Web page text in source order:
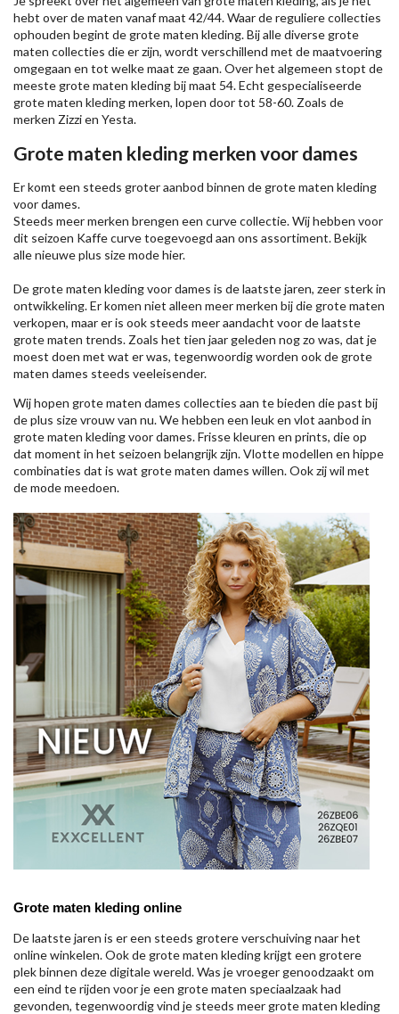
hebt over de maten vanaf maat 42/44. Waar de reguliere collecties
ophouden begint de grote maten kleding. Bij alle diverse grote
maten collecties die er zijn, wordt verschillend met de maatvoering
omgegaan en tot welke maat ze gaan. Over het algemeen stopt de
meeste grote maten kleding bij maat 54. Echt gespecialiseerde
grote maten kleding merken, lopen door tot 58-60. Zoals de
merken Zizzien Yesta.
Grote maten kleding merken voor dames
Er komt een steeds groter aanbod binnen de grote maten kleding
voor dames.
Steeds meer merken brengen een curve collectie. Wij hebben voor
dit seizoen Kaffecurve toegevoegd aan ons assortiment. Bekijk
alle nieuweplus size modehier.
De grote maten kleding voor dames is de laatste jaren, zeer sterk in
ontwikkeling. Er komen niet alleen meer merken bij die grote maten
verkopen, maar er is ook steeds meer aandacht voor de laatste
grote maten trends. Zoals het tien jaar geleden nog zo was, dat je
moest doen met wat er was, tegenwoordig worden ook de grote
maten dames steeds veeleisender.
Wij hopen grote maten dames collecties aan te bieden die past bij
de plus size vrouw van nu. We hebben een leuk en vlot aanbod in
grote maten kleding voor dames. Frisse kleuren en prints, die op
dat moment in het seizoen belangrijk zijn. Vlotte modellen en hippe
combinaties dat is wat grote maten dames willen. Ook zij wil met
de mode meedoen.
Grote maten kleding online
De laatste jaren is er een steeds grotere verschuiving naar het
online winkelen. Ook de grote maten kleding krijgt een grotere
plek binnen deze digitale wereld. Was je vroeger genoodzaakt om
een eind te rijden voor je een grote maten speciaalzaak had
gevonden, tegenwoordig vind je steeds meer grote maten kleding